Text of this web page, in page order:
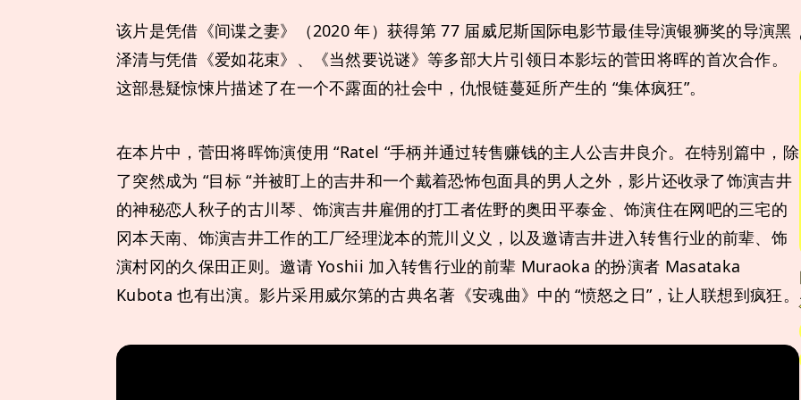
该片是凭借《间谍之妻》（2020 年）获得第 77 届威尼斯国际电影节最佳导演银狮奖的导演黑
泽清与凭借《爱如花束》、《当然要说谜》等多部大片引领日本影坛的菅田将晖的首次合作。
这部悬疑惊悚片描述了在一个不露面的社会中，仇恨链蔓延所产生的 “集体疯狂”。
在本片中，菅田将晖饰演使用 “Ratel “手柄并通过转售赚钱的主人公吉井良介。在特别篇中，除
了突然成为 “目标 “并被盯上的吉井和一个戴着恐怖包面具的男人之外，影片还收录了饰演吉井
的神秘恋人秋子的古川琴、饰演吉井雇佣的打工者佐野的奥田平泰金、饰演住在网吧的三宅的
冈本天南、饰演吉井工作的工厂经理泷本的荒川义义，以及邀请吉井进入转售行业的前辈、饰
演村冈的久保田正则。邀请 Yoshii 加入转售行业的前辈 Muraoka 的扮演者 Masataka
Kubota 也有出演。影片采用威尔第的古典名著《安魂曲》中的 “愤怒之日”，让人联想到疯狂。